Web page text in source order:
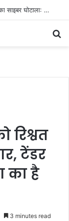
लखनऊ की ‘समिट बिल्डिंग’ में चल रहा था 200 करोड़ का साइबर घोटाला: 40 युवतियों समेत 119 गिरफ्तार
रिश्वत
टेंडर
का है
3 minutes read